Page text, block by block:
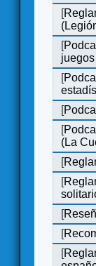
[
[
[
[
[
(La
[
[
[
[
[